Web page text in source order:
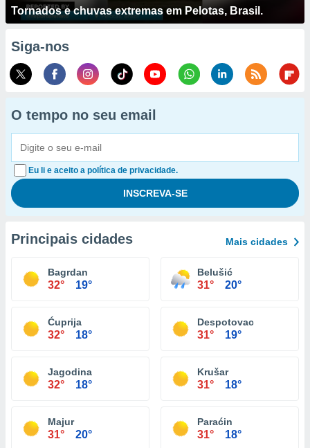
Tornados e chuvas extremas em Pelotas, Brasil.
Siga-nos
O tempo no seu email
Eu li e aceito a política de privacidade.
Principais cidades Mais cidades
Bagrdan
32° 19°
Belušić
31° 20°
Ćuprija
32° 18°
Despotovac
31° 19°
Jagodina
32° 18°
Krušar
31° 18°
Majur
31° 20°
Paraćin
31° 18°